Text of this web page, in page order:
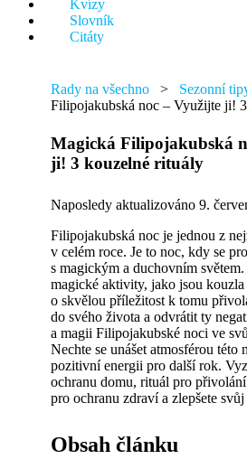
Kvízy
Slovník
Citáty
Rady na všechno > Sezonní
Filipojakubská noc – Využijte ji!
Magická Filipojakubská
ji! 3 kouzelné rituály
Naposledy aktualizováno 9.
Filipojakubská noc je jednou z
v celém roce. Je to noc, kdy se
s magickým a duchovním
magické aktivity, jako jsou kouzla
o skvělou příležitost k tomu
do svého života a odvrátit ty
a magii Filipojakubské noci ve
Nechte se unášet atmosférou této
pozitivní energii pro další rok.
ochranu domu, rituál pro
pro ochranu zdraví a zlepšete
Obsah článku